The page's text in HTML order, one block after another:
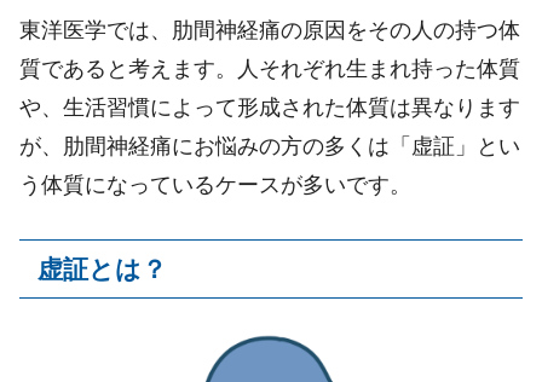
東洋医学では、肋間神経痛の原因をその人の持つ体
質であると考えます。人それぞれ生まれ持った体質
や、生活習慣によって形成された体質は異なります
が、肋間神経痛にお悩みの方の多くは「虚証」とい
う体質になっているケースが多いです。
虚証とは？